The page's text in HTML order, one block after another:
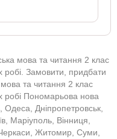
мова та читання 2 клас
робі. Замовити, придбати
мова та читання 2 клас
робі Пономарьова нова
Дніпропетровськ,
Маріуполь, Вінниця,
Черкаси, Житомир, Суми,